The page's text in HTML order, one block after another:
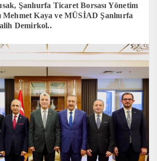
Şanlıurfa Ticaret Borsası Yönetim
Mehmet Kaya ve MÜSİAD Şanlıurfa
Demirkol..